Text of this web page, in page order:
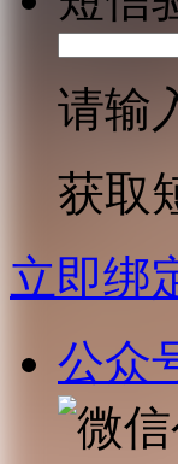
请输
获取
立即绑
公众